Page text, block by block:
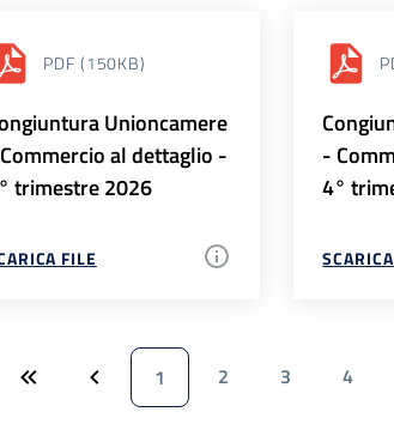
PDF (150KB)
Unioncamere
al dettaglio -
trimestre 2026
FILE
-
4°
1 2 3 4